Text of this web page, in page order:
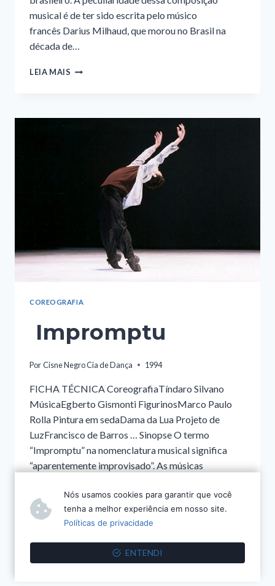
musical é de ter sido escrita pelo músico
francês Darius Milhaud, que morou no Brasil na
década de…
LEIA MAIS O
COREOGRAFIA
Impromptu
PorCisne Negro Cia de Dança 1994
FICHA TÉCNICA CoreografiaTíndaro Silvano
MúsicaEgberto Gismonti FigurinosMarco Paulo
Rolla Pintura em sedaDama da Lua Projeto de
LuzFrancisco de Barros … Sinopse O termo
“Impromptu” na nomenclatura musical significa
“aparentemente improvisado”. As músicas
de autoria de Egberto Gismonti. Com bastante
destreza Gismonti distorce um chorinho muito
melódico e…
IMPROMPTU
Nós usamos cookies para garantir que você
tenha a melhor experiência em nosso site.
Políticas de privacidade
ENTENDI